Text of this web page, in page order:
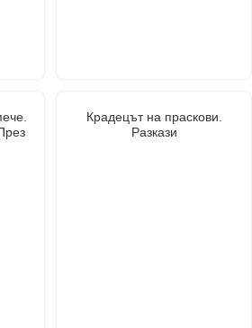
Крадецът на праскови.
Разкази